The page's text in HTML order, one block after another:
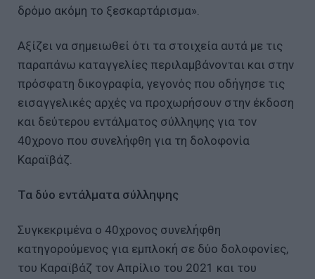
δρόμο ακόμη το ξεσκαρτάρισμα».
Αξίζει να σημειωθεί ότι τα στοιχεία αυτά με τις
παραπάνω καταγγελίες περιλαμβάνονται και στην
πρόσφατη δικογραφία, γεγονός που οδήγησε τις
εισαγγελικές αρχές να προχωρήσουν στην έκδοση
και δεύτερου εντάλματος σύλληψης για τον
40χρονο που συνελήφθη για τη δολοφονία
Καραϊβάζ.
Τα δύο εντάλματα σύλληψης
Συγκεκριμένα ο 40χρονος συνελήφθη
κατηγορούμενος για εμπλοκή σε δύο δολοφονίες,
του Καραϊβάζ τον Απρίλιο του 2021 και του